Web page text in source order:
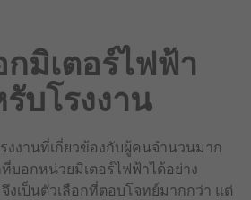
กมิเตอร์ไฟฟ้า
บโรงงาน
งงานที่เกี่ยวข้องกับผู้คนจำนวนมาก
บอกหน่วยมิเตอร์ไฟฟ้าได้อย่าง
เป็นตัวเลือกที่ตอบโจทย์มากกว่า แต่